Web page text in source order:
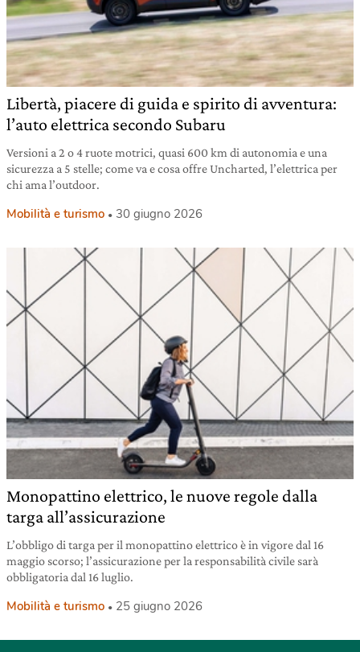
Libertà, piacere di guida e spirito di avventura:
l’auto elettrica secondo Subaru
Versioni a 2 o 4 ruote motrici, quasi 600 km di autonomia e una
sicurezza a 5 stelle; come va e cosa offre Uncharted, l’elettrica per
chi ama l’outdoor.
Mobilità e turismo 30 giugno 2026
Monopattino elettrico, le nuove regole dalla
targa all’assicurazione
L’obbligo di targa per il monopattino elettrico è in vigore dal 16
maggio scorso; l’assicurazione per la responsabilità civile sarà
obbligatoria dal 16 luglio.
Mobilità e turismo 25 giugno 2026